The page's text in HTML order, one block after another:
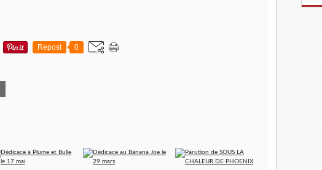
Repost 0